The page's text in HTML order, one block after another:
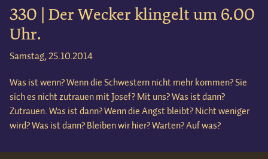
330 | Der Wecker klingelt um 6.00
Uhr.
Samstag, 25.10.2014
Was ist wenn? Wenn die Schwestern nicht mehr kommen? Sie
sich es nicht zutrauen mit Josef? Mit uns? Was ist dann?
Zutrauen. Was ist dann? Wenn die Angst bleibt? Nicht weniger
wird? Was ist dann? Bleiben wir hier? Warten? Auf was?